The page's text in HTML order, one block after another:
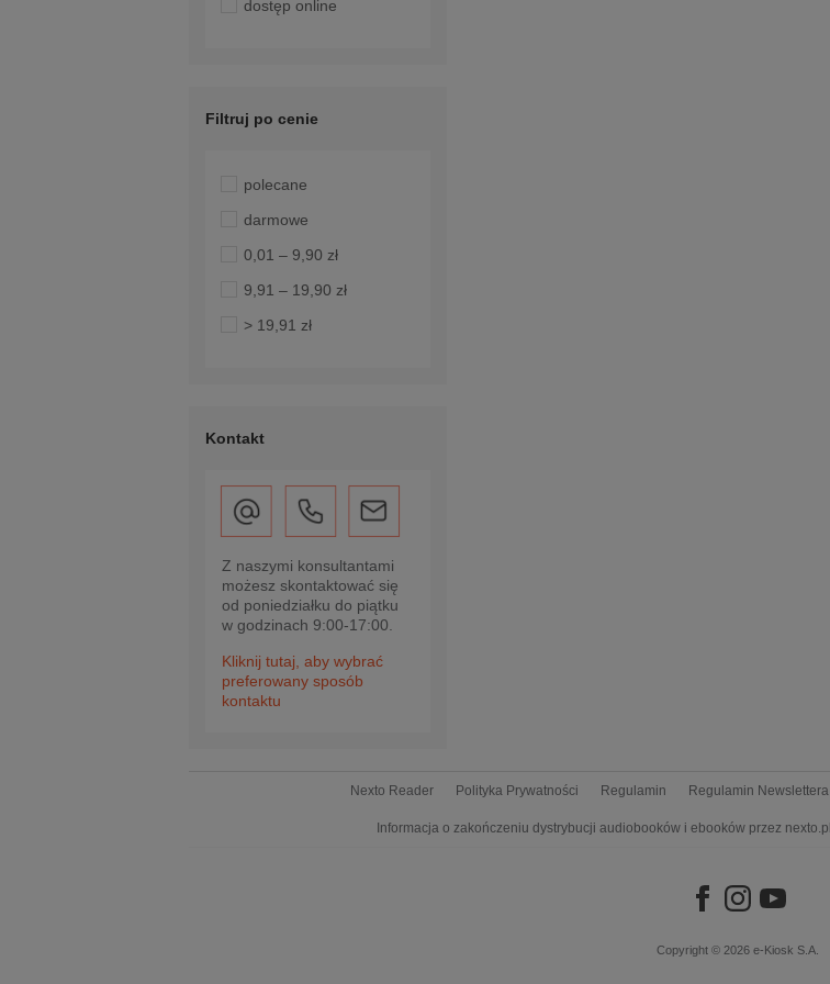
dostęp online
Filtruj po cenie
polecane
darmowe
0,01 – 9,90 zł
9,91 – 19,90 zł
> 19,91 zł
Kontakt
Z naszymi konsultantami
możesz skontaktować się
od poniedziałku do piątku
w godzinach 9:00-17:00.
Kliknij tutaj, aby wybrać
preferowany sposób
kontaktu
Nexto Reader Polityka Prywatności Regulamin Regulamin Newslettera
Informacja o zakończeniu dystrybucji audiobooków i ebooków przez nexto.pl
Copyright © 2026 e-Kiosk S.A.